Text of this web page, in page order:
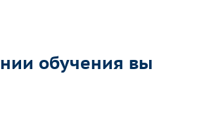
обучения вы